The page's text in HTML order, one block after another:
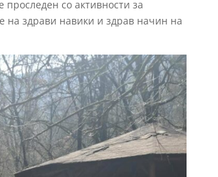
со активности за
на здрави навики и здрав начин на